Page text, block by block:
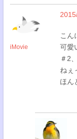
iMovie
こん
可愛
＃2
ねぇ
ほん